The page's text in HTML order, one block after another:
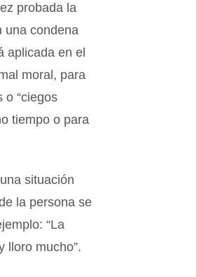
probada la
una condena
aplicada en el
moral, para
o “ciegos
tiempo o para
situación
la persona se
“La
lloro mucho”.